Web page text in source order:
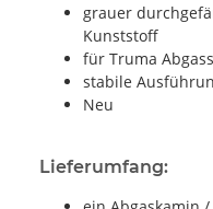
grauer
Kunststoff
für Truma
stabile
Neu
Lieferumfang: